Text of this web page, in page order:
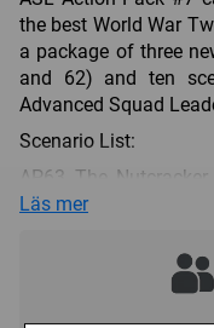
the best World War
a package of three
and 62) and ten
Advanced Squad
Scenario List:
AP63 The
1941)
Djefna, Tunisia, 1942)
AP65 Baw Drop
Läs mer